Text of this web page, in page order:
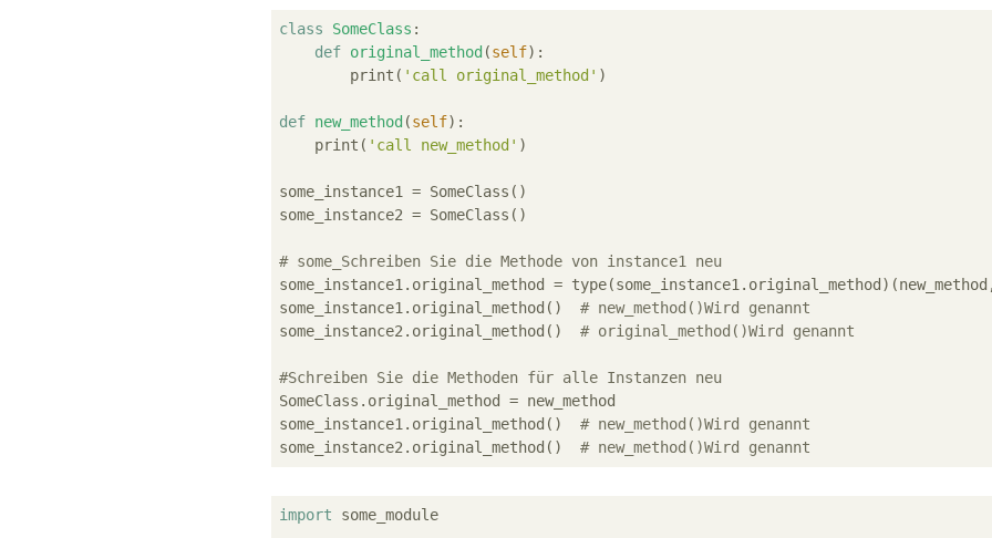
class SomeClass :
def original_method (self):
        print(
'call original_method' )
def new_method (self):
    print(
'call new_method' )
some_instance1 = SomeClass()
some_instance2 = SomeClass()
# some_Schreiben Sie die Methode von instance1 neu
some_instance1.original_method =
some_instance1.original_method() # new_method()Wird genannt
some_instance2.original_method() # original_method()Wird genannt
#Schreiben Sie die Methoden für alle Instanzen neu
SomeClass.original_method = new_method
some_instance1.original_method() # new_method()Wird genannt
some_instance2.original_method() # new_method()Wird genannt
import some_module